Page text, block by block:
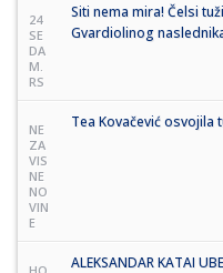
24
SE
DA
M.
RS
Siti nema mira! Čelsi
Gvardiolinog
NE
ZA
VIS
NE
NO
VIN
E
Tea Kovačević osvojila
ALEKSANDAR KATAI